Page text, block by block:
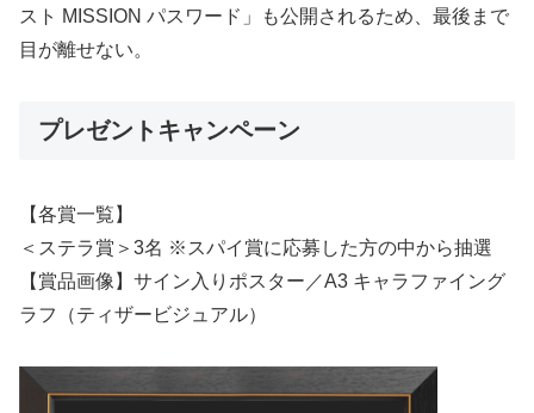
スト MISSION パスワード」も公開されるため、最後まで
⽬が離せない。
プレゼントキャンペーン
【各賞⼀覧】
＜ステラ賞＞3名 ※スパイ賞に応募した⽅の中から抽選
【賞品画像】サイン⼊りポスター／A3 キャラファイング
ラフ（ティザービジュアル）